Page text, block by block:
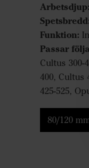
Arbetsdjup:
Funktion:
Passar
Cultus 300-
400, Cultus
425-525,
80/120